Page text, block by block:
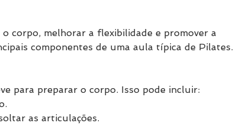
corpo, melhorar a flexibilidade e promover a
componentes de uma aula típica de Pilates.
para preparar o corpo. Isso pode incluir:
as articulações.